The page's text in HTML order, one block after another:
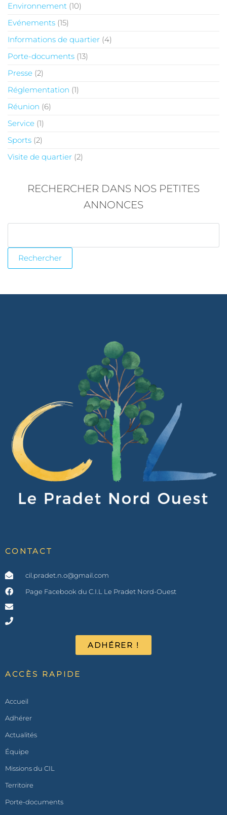
Environnement (10)
Evénements (15)
Informations de quartier (4)
Porte-documents (13)
Presse (2)
Réglementation (1)
Réunion (6)
Service (1)
Sports (2)
Visite de quartier (2)
RECHERCHER DANS NOS PETITES
ANNONCES
CONTACT
cil.pradet.n.o@gmail.com
Page Facebook du C.I.L Le Pradet Nord-Ouest
ADHÉRER !
ACCÈS RAPIDE
Accueil
Adhérer
Actualités
Équipe
Missions du CIL
Territoire
Porte-documents